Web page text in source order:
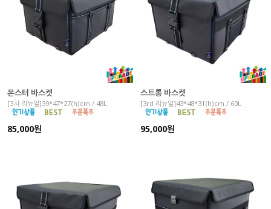
몬스터 바스켓
[3차 리뉴얼]39*47*27(h)cm / 48L
85,000원
스트롱 바스켓
[3rd 리뉴얼]43*48*31(h)cm / 60L
95,000원